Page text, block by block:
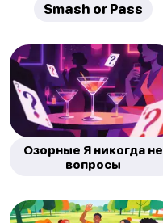
Smash or Pass
Озорные Я никогда не
вопросы